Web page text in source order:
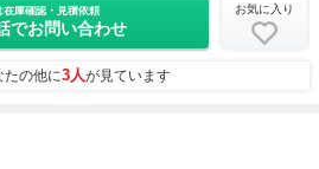
在庫確認・見積依頼
でお問い合わせ
お気に入り
たの他に3人が見ています